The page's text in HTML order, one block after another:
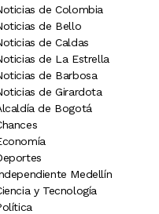
de Colombia
de Bello
de Caldas
de La Estrella
de Barbosa
de Girardota
de Bogotá
Medellín
y Tecnología